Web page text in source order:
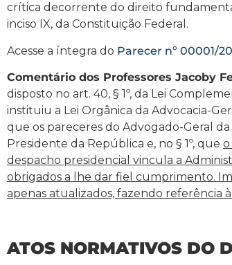
crítica decorrente do direito
inciso IX, da Constituição Federal.
Acesse a íntegra do Parecer nº 00001/
Comentário dos Professores Jacoby
disposto no art. 40, § 1º, da Lei
instituiu a Lei Orgânica da Advocacia-
que os pareceres do Advogado-Geral
Presidente da República e, no § 1º, que
despacho presidencial vincula a
obrigados a lhe dar fiel cumprimento.
apenas atualizados, fazendo referência
ATOS NORMATIVOS DO